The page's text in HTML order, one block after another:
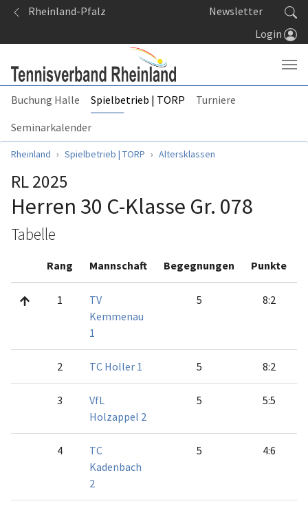
Springe zum Seiteninhalt
Rheinland-Pfalz
Newsletter
Login
Buchung Halle Spielbetrieb | TORP
Turniere
Seminarkalender
Sie sind hier:
Rheinland Spielbetrieb | TORP Altersklassen
RL 2025
Herren 30 C-Klasse Gr. 078
Tabelle
Rang Mannschaft Begegnungen Punkte
1
TV
Kemmenau
1
5 8:2
2 TC Holler 1 5 8:2
3
VfL
Holzappel 2
5 5:5
4
TC
Kadenbach
2
5 4:6